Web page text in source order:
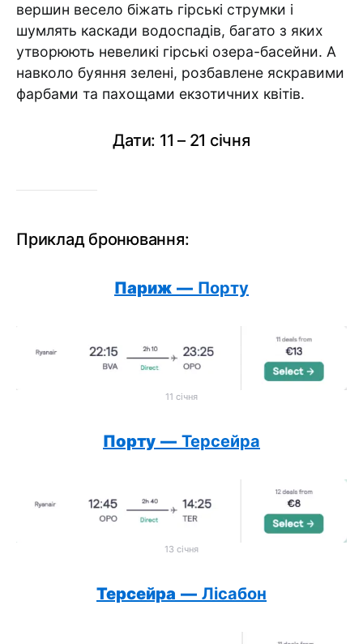
вершин весело біжать гірські струмки і
шумлять каскади водоспадів, багато з яких
утворюють невеликі гірські озера-басейни. А
навколо буяння зелені, розбавлене яскравими
фарбами та пахощами екзотичних квітів.
Дати: 11 – 21 січня
Приклад бронювання:
Париж — Порту
11 січня
Порту — Терсейра
13 січня
Терсейра — Лісабон